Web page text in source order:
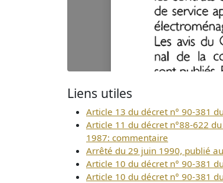
Liens utiles
Article 13 du décret n° 90-381
Article 11 du décret n°88-622
1987: commentaire
Arrêté du 29 juin 1990, publié
Article 10 du décret n° 90-381
Article 10 du décret n° 90-381